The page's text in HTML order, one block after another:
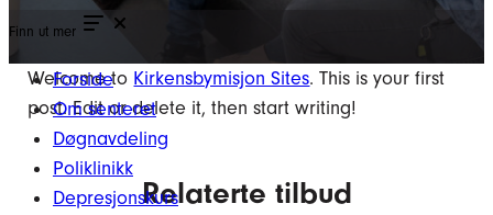
Finn ut mer
Forside
Om senteret
Døgnavdeling
Poliklinikk
Depresjonskurs
Welcome to Kirkensbymisjon Sites. This is your first
post. Edit or delete it, then start writing!
Relaterte tilbud